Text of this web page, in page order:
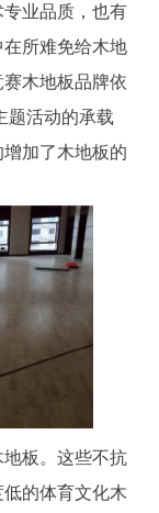
业品质，也有
所难免给木地
木地板品牌依
题活动的承载
加了木地板的
板。这些不抗
的体育文化木